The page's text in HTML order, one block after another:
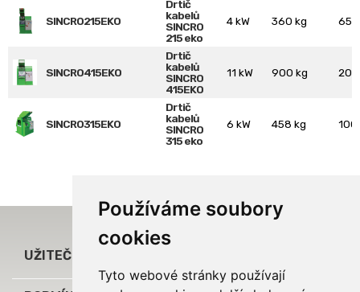
Používáme soubory
cookies
Tyto webové stránky používají
SINCRO215EKO
Drtič
kabelů
SINCRO
215 eko
4 kW 360 kg 65
SINCRO415EKO
Drtič
kabelů
SINCRO
415EKO
11 kW 900 kg
SINCRO315EKO
Drtič
kabelů
SINCRO
315 eko
6 kW 458 kg
UŽITEČNÉ ODKAZY